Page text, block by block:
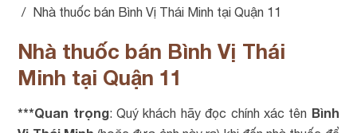
/ Nhà thuốc bán Bình Vị Thái Minh tại Quận 11
Nhà thuốc bán Bình Vị Thái
Minh tại Quận 11
***Quan trọng: Quý khách hãy đọc chính xác tên Bình